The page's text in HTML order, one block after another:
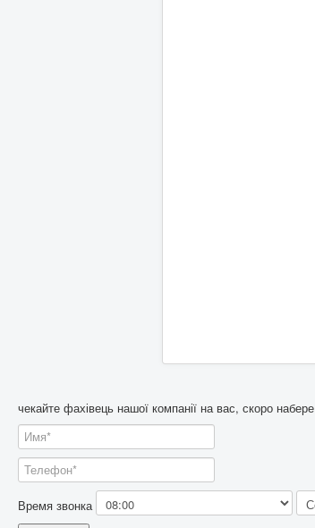
чекайте фахівець нашої компанії на вас, скоро набере
Время звонка